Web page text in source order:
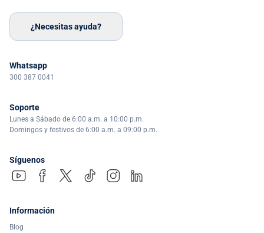
¿Necesitas ayuda?
Whatsapp
300 387 0041
Soporte
Lunes a Sábado de 6:00 a.m. a 10:00 p.m.
Domingos y festivos de 6:00 a.m. a 09:00 p.m.
Síguenos
Información
Blog